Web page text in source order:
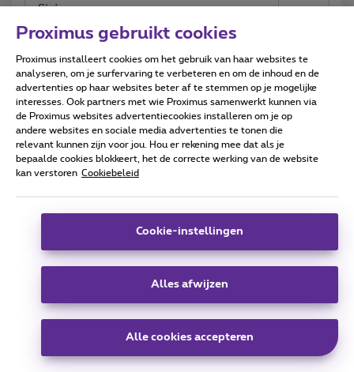
Sinjoor,
Hoe kom je aan dit scherm 'alle functies'
En inderdaad er is zeker een verschil tussen
geforceerde software update tov een
gepushte,
Ik kan dit bv vast stellen als ik een
geforceerde doe dan staat de taal in het frans
en als ik er ene liet doen door bgc dan stond
Proximus gebruikt cookies
Proximus installeert cookies om het gebruik van haar websites te
analyseren, om je surfervaring te verbeteren en om de inhoud en de
advertenties op haar websites beter af te stemmen op je mogelijke
interesses. Ook partners met wie Proximus samenwerkt kunnen via
de Proximus websites advertentiecookies installeren om je op
andere websites en sociale media advertenties te tonen die
relevant kunnen zijn voor jou. Hou er rekening mee dat als je
bepaalde cookies blokkeert, het de correcte werking van de website
kan verstoren Cookiebeleid
Cookie-instellingen
Alles afwijzen
Alle cookies accepteren